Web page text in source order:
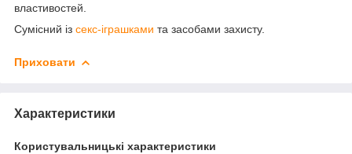
властивостей.
Сумісний із секс-іграшками та засобами захисту.
Приховати
Характеристики
Користувальницькі характеристики